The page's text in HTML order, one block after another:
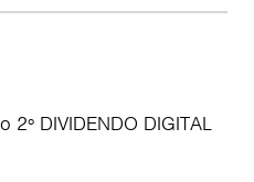
2º DIVIDENDO DIGITAL